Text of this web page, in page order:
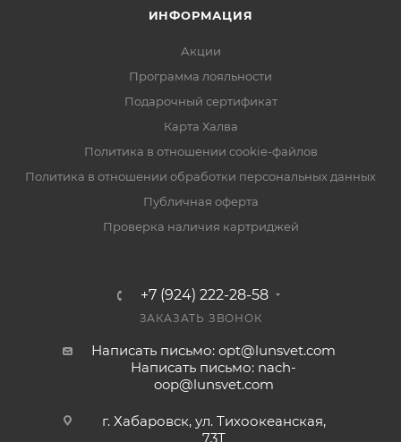
ИНФОРМАЦИЯ
Акции
Программа лояльности
Подарочный сертификат
Карта Халва
Политика в отношении cookie-файлов
Политика в отношении обработки персональных данных
Публичная оферта
Проверка наличия картриджей
+7 (924) 222-28-58
ЗАКАЗАТЬ ЗВОНОК
Написать письмо: opt@lunsvet.com
Написать письмо: nach-
oop@lunsvet.com
г. Хабаровск, ул. Тихоокеанская,
73Т